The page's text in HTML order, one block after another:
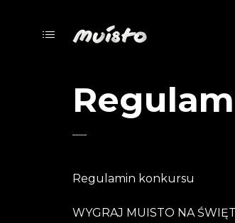
Regulamin konkursu
WYGRAJ MUISTO NA